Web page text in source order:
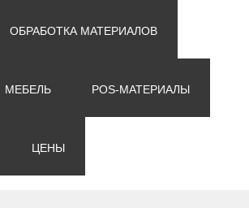
ОБРАБОТКА МАТЕРИАЛОВ
МЕБЕЛЬ POS-МАТЕРИАЛЫ
ЦЕНЫ